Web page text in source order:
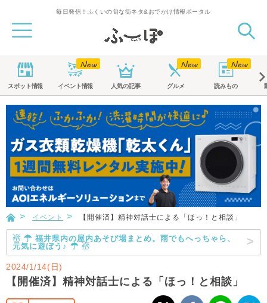
毎日発信！ふくいの旬な街ネタ&おでかけ情報ポータル
スポット情報 イベント情報 人気の記事 グルメ 読みもの
イベント 【開催済】精神対話士による「ほっ！と相談」
☃ ☂ 福井県内の屋内あそび場まとめ。雨でもへっちゃら、
元気に遊ぼう♪ ☂ ☃
2024/1/14(日)
【開催済】精神対話士による「ほっ！と相談」